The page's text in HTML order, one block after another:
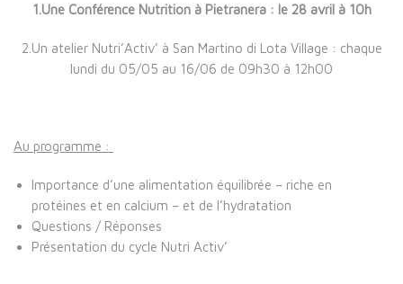
1.Une Conférence Nutrition à Pietranera : le 28 avril à 10h
2.Un atelier Nutri’Activ’ à San Martino di Lota Village : chaque
lundi du 05/05 au 16/06 de 09h30 à 12h00
Au programme :
Importance d’une alimentation équilibrée – riche en
protéines et en calcium – et de l’hydratation
Questions / Réponses
Présentation du cycle Nutri Activ’